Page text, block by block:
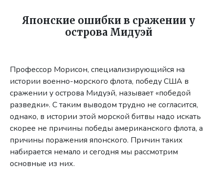
Японские ошибки в сражении у
острова Мидуэй
Профессор Морисон, специализирующийся на
истории военно-морского флота, победу США в
сражении у острова Мидуэй, называет «победой
разведки». С таким выводом трудно не согласится,
однако, в истории этой морской битвы надо искать
скорее не причины победы американского флота, а
причины поражения японского. Причин таких
набирается немало и сегодня мы рассмотрим
основные из них.